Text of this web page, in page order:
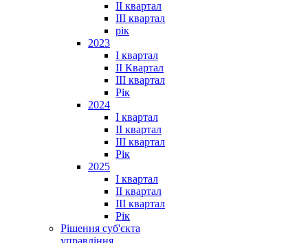
II квартал
ІІІ квартал
рік
2023
І квартал
ІІ Квартал
III квартал
Рік
2024
I квартал
II квартал
III квартал
Рік
2025
I квартал
II квартал
III квартал
Рік
Рішення суб'єкта
управління